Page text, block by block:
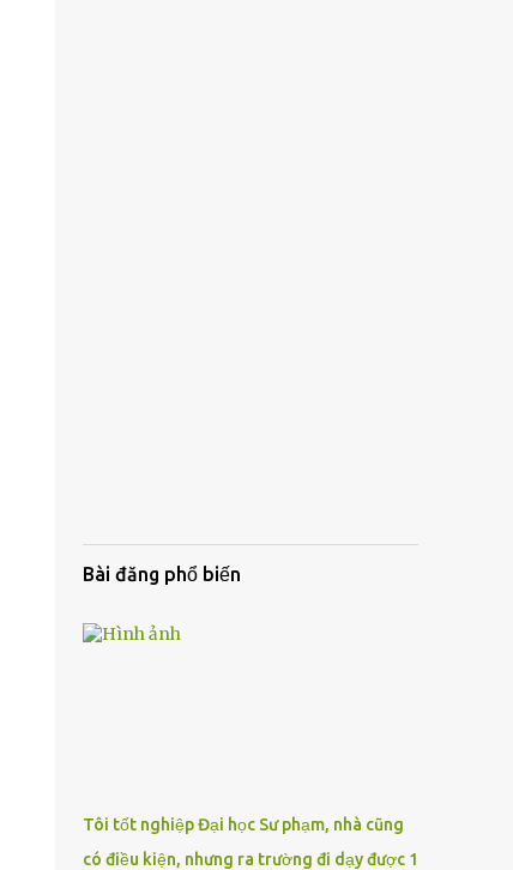
Bài đăng phổ biến
Tôi tốt nghiệp Đại học Sư phạm, nhà cũng
có điều kiện, nhưng ra trường đi dạy được 1